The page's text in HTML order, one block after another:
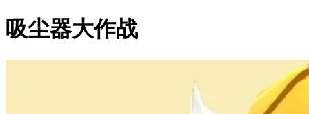
吸尘器大作战